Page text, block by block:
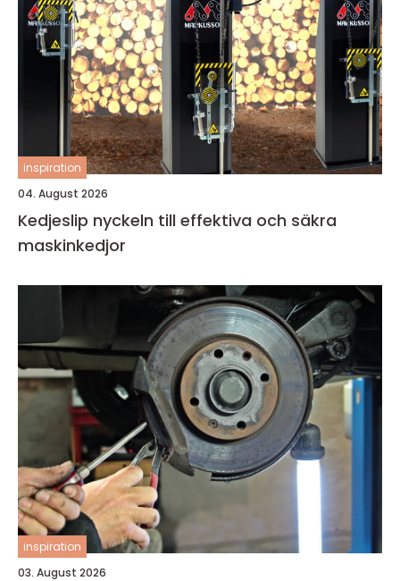
inspiration
04. August 2026
Kedjeslip nyckeln till effektiva och säkra
maskinkedjor
inspiration
03. August 2026